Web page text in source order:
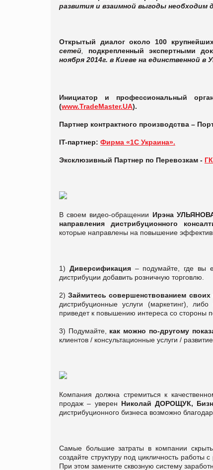
развития и взаимной выгоды необходим
Открытый диалог около 100
сетей
подкрепленный экспертными
ноября 2014г. в Киеве на единственной в
Инициатор и профессиональный
(www.TradeMaster.UA).
Партнер контрактного производства –
IT-партнер: Фирма «1С Украина».
Эксклюзивный Партнер по Перевозкам -
В своем видео-обращении Ирэна
направления дистрибуционного
которые направлены на повышение
1) Диверсификация – подумайте, где вы
дистрибуции добавить розничную торговлю.
2)Займитесь совершенствованием
дистрибуционные услуги (маркетинг),
приведет к повышению интереса со стороны
3) Подумайте, как можно по-другому
клиентов / консультационные услуги /
Компания должна стремиться к
продаж – уверен Николай ДОРОЩУК,
дистрибуционного бизнеса возможно
Самые большие затраты в компании
создайте структуру под цикличность
При этом замените сквозную систему